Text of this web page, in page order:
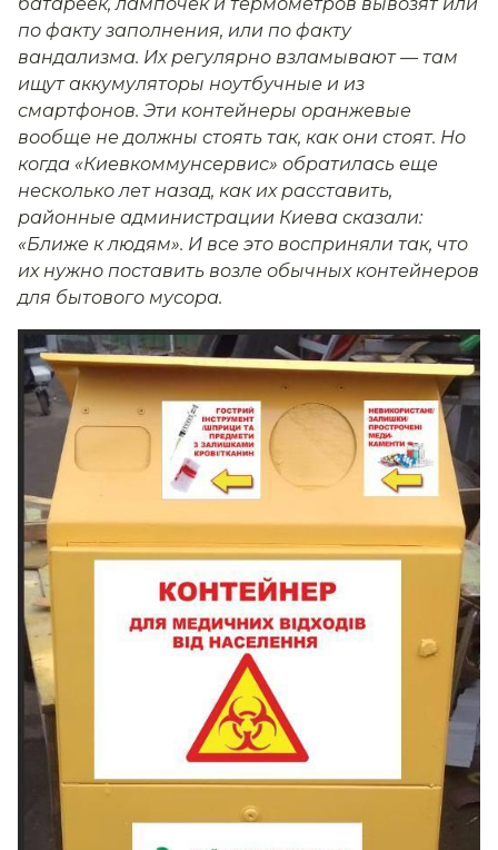
по факту заполнения, или по факту
вандализма. Их регулярно взламывают — там
ищут аккумуляторы ноутбучные и из
смартфонов. Эти контейнеры оранжевые
вообще не должны стоять так, как они стоят. Но
когда «Киевкоммунсервис» обратилась еще
несколько лет назад, как их расставить,
районные администрации Киева сказали:
«Ближе к людям». И все это восприняли так, что
их нужно поставить возле обычных контейнеров
для бытового мусора.